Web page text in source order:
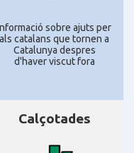
sobre ajuts per
als catalans que tornen a
Catalunya despres
d'haver viscut fora
Calçotades